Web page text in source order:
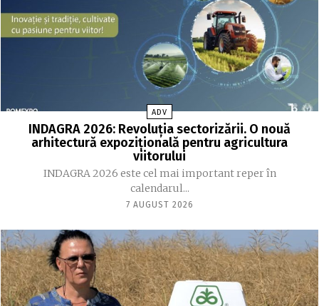
ADV
INDAGRA 2026: Revoluția sectorizării. O nouă
arhitectură expozițională pentru agricultura
viitorului
INDAGRA 2026 este cel mai important reper în
calendarul...
7 AUGUST 2026